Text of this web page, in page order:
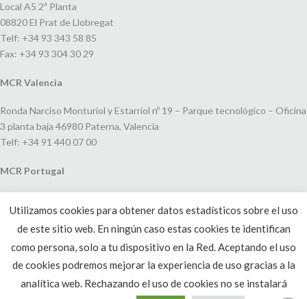
Local A5 2ª Planta
08820 El Prat de Llobregat
Telf: +34 93 343 58 85
Fax: +34 93 304 30 29
MCR Valencia
Ronda Narciso Monturiol y Estarriol nº 19 – Parque tecnológico – Oficina
3 planta baja 46980 Paterna, Valencia
Telf: +34 91 440 07 00
MCR Portugal
João V, 24
1250-091 Lisboa, Portugal
Telf: +351 220 993 033
Utilizamos cookies para obtener datos estadísticos sobre el uso
de este sitio web. En ningún caso estas cookies te identifican
como persona, solo a tu dispositivo en la Red. Aceptando el uso
de cookies podremos mejorar la experiencia de uso gracias a la
analítica web. Rechazando el uso de cookies no se instalará